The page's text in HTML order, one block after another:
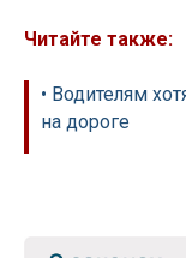
Читайте также:
• Водителям
на дороге